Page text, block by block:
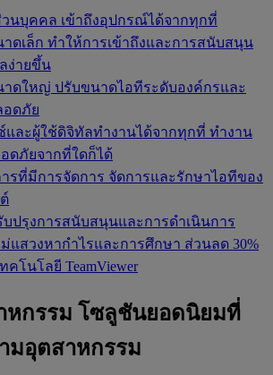
วนบุคคล เข้าถึงอุปกรณ์ได้จากทุกที่
ดเล็ก ทำให้การเข้าถึงและการสนับสนุน
ง่ายขึ้น
าดใหญ่ ปรับขนาดไอทีระดับองค์กรและ
อดภัย
และผู้ใช้ดิจิทัลทำงานได้จากทุกที่ ทำงาน
ดภัยจากที่ใดก็ได้
รที่มีการจัดการ จัดการและรักษาไอทีของ
บปรุงการสนับสนุนและการดำเนินการ
แสวงหากำไรและการศึกษา ส่วนลด 30%
คโนโลยี TeamViewer
หกรรม โซลูชันยอดนิยมที่
มอุตสาหกรรม